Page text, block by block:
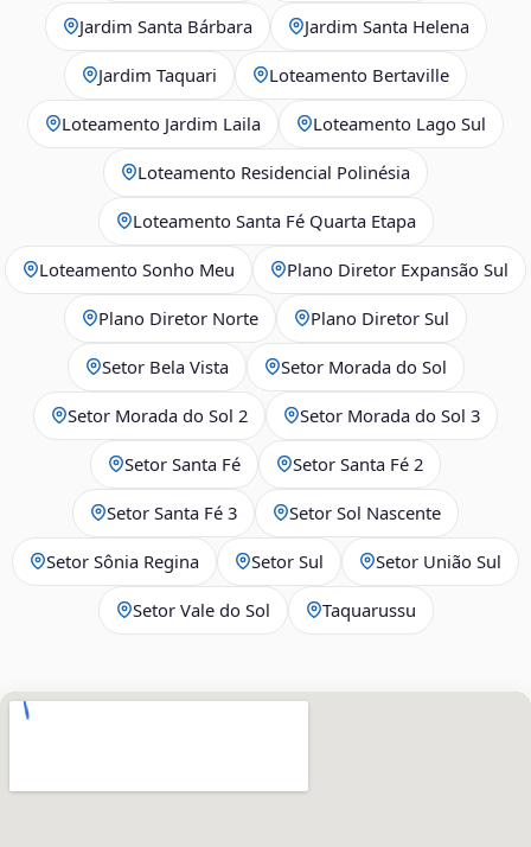
Jardim Santa Bárbara Jardim Santa Helena
Jardim Taquari Loteamento Bertaville
Loteamento Jardim Laila Loteamento Lago Sul
Loteamento Residencial Polinésia
Loteamento Santa Fé Quarta Etapa
Loteamento Sonho Meu Plano Diretor Expansão Sul
Plano Diretor Norte Plano Diretor Sul
Setor Bela Vista Setor Morada do Sol
Setor Morada do Sol 2 Setor Morada do Sol 3
Setor Santa Fé Setor Santa Fé 2
Setor Santa Fé 3 Setor Sol Nascente
Setor Sônia Regina Setor Sul Setor União Sul
Setor Vale do Sol Taquarussu